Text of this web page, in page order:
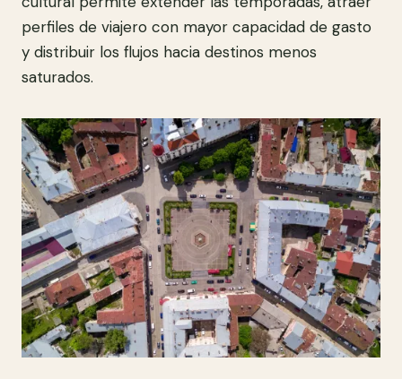
perfiles de viajero con mayor capacidad de gasto
y distribuir los flujos hacia destinos menos
saturados.